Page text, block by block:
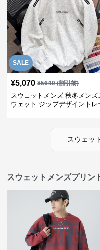
SALE
¥5,070 ¥5640(割引前)
スウェットメンズ 秋冬メンズ
ウェット ジップデザイントレ
スウェッ
スウェットメンズプリン